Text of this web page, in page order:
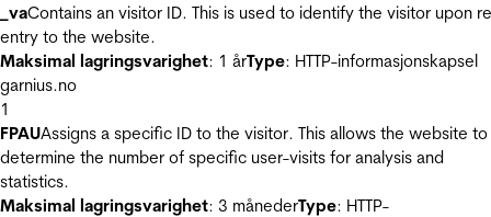
_vaContains an visitor ID. This is used to identify the visitor upon
entry to the website.
Maksimal lagringsvarighet: 1 årType: HTTP-informasjonskapsel
garnius.no
1
FPAUAssigns a specific ID to the visitor. This allows the website to
determine the number of specific user-visits for analysis and
statistics.
Maksimal lagringsvarighet: 3 månederType: HTTP-